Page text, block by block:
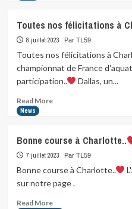
Tour
de
France
de
Richard
Toutes nos félicitations à
8 juillet 2023 Par TL59
Toutes nos félicitations à
championnat de France
participation..
Dallas, un...
Read MoreRead
nos
félicitations
News
Bonne course à Charlotte..
7 juillet 2023 Par TL59
Bonne course à Charlotte..
sur notre page .
Read MoreRead